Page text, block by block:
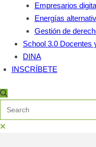
Empresarios
Energías
Gestión de
School 3.0 Docentes
DINA
INSCRÍBETE